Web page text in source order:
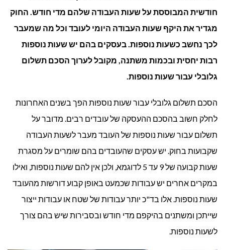
נוספות?
חודשית המבוססת על שעות העבודה שלהם מדי חודש. החוק
מגדיר את היקף שעות העבודה היומי לעובד וכל מה שמעבר
לכך נחשב כשעות נוספות. בעסקים בהם יש שעות נוספות
רבות יחסית ובכמות משתנה, מקובל לערוך הסכם תשלום
גלובלי עבור שעות נוספות.
הסכם תשלום גלובלי עבור שעות נוספות הפך בשנים האחרונות
לחלק חשוב בהסכם ההעסקה של עובדים רבים. מדובר על
תשלום עבור שעות נוספות של העובד מעבר לשעות העבודה
שקבועות בחוק. יש עסקים שהעובדים בהם שומרים על מסגרת
שעות קבועה של 9 עד 5 לדוגמא, ולכן אין להם שעות נוספות, ואילו
במקרים אחרים יש עבודות שכמעט באופן קבוע דורשות מהעובד
שעות נוספות. אלו בד"כ יותר עבודות של שטח או עבודות ייצור
שייתכן ומשתנים בהיקפם מדי חודש ובסבירות שיש בהם צורך
לשעות נוספות.